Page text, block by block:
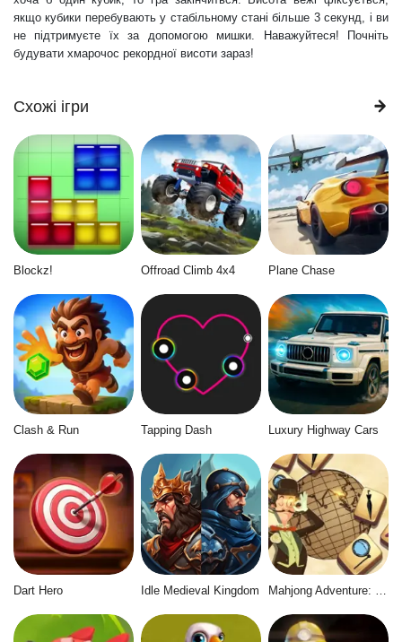
якщо кубики перебувають у стабільному стані більше 3 секунд, і ви
не підтримуєте їх за допомогою мишки. Наважуйтеся! Почніть
будувати хмарочос рекордної висоти зараз!
Схожі ігри
Blockz! Offroad Climb 4x4 Plane Chase
Clash & Run Tapping Dash Luxury Highway Cars
Dart Hero Idle Medieval Kingdom